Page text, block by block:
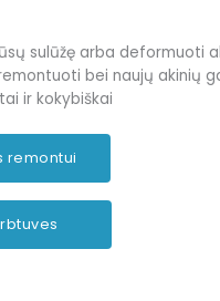
sulūžę arba deformuoti
bei naujų akinių
ir kokybiškai
remontui